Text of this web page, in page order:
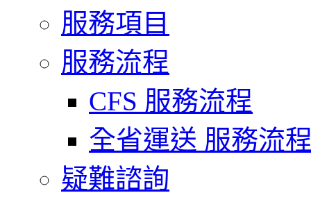
服務項目
服務流程
CFS 服務流程
全省運送 服務流
疑難諮詢